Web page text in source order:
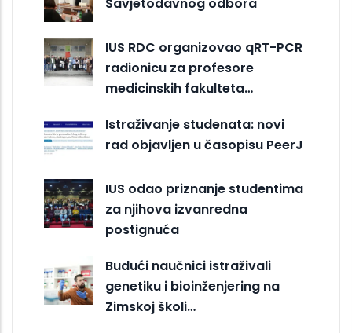
IUS RDC organizovao qRT-PCR
radionicu za profesore
medicinskih fakulteta…
Istraživanje studenata: novi
rad objavljen u časopisu PeerJ
IUS odao priznanje studentima
za njihova izvanredna
postignuća
Budući naučnici istraživali
genetiku i bioinženjering na
Zimskoj školi…